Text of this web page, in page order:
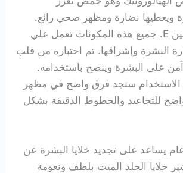
ويعطيها نضارة ومظهر صحي رائع.
وأيضاً معهم فيتامين E. جميع هذه المكونات تعمل علي
البشرة وإشراقها. تم اختباره من قلب
آمن على البشرة وينصح باستخدامه.
من الاستخدام ستجد فرق واضح في مظهر
للتجاعيد والخطوط الدقيقة بشكل
يساعد على تجديد خلايا البشرة عن
خلايا الجلد الميت بلطف ونعومة